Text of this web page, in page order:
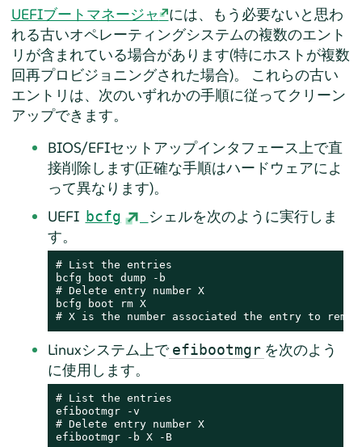
UEFIブートマネージャ
には、もう必要ないと思わ
れる古いオペレーティングシステムの複数のエント
リが含まれている場合があります(特にホストが複数
回再プロビジョニングされた場合)。 これらの古い
エントリは、次のいずれかの手順に従ってクリーン
アップできます。
BIOS/EFIセットアップインタフェース上で直
接削除します(正確な手順はハードウェアによ
って異なります)。
UEFI bcfg
シェルを次のように実行しま
す。
# List the entries
bcfg boot dump -b
# Delete entry number X
bcfg boot rm X
# X is the number associated the entry to
Linuxシステム上で efibootmgr を次のよう
に使用します。
# List the entries
efibootmgr -v
# Delete entry number X
efibootmgr -b X -B